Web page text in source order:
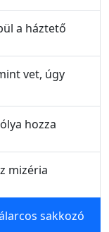
a háztető
vet, úgy
hozza
mizéria
sakkozó